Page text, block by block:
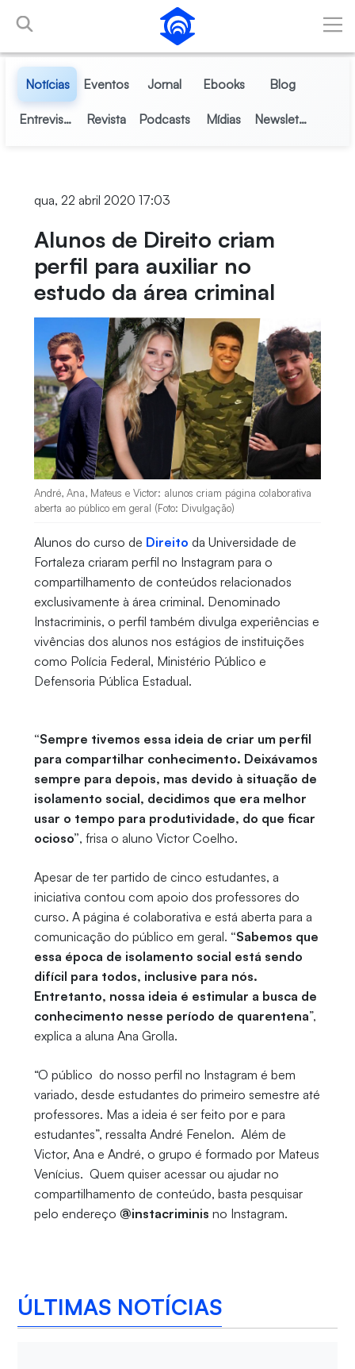
Pular para o Conteúdo principal
Notícias Eventos Jornal Ebooks Blog
Entrevistas Revista Podcasts Mídias Newsletter
qua, 22 abril 2020 17:03
Alunos de Direito criam
perfil para auxiliar no
estudo da área criminal
André, Ana, Mateus e Victor: alunos criam página colaborativa
aberta ao público em geral (Foto: Divulgação)
Alunos do curso de Direito da Universidade de
Fortaleza criaram perfil no Instagram para o
compartilhamento de conteúdos relacionados
exclusivamente à área criminal. Denominado
Instacriminis, o perfil também divulga experiências e
vivências dos alunos nos estágios de instituições
como Polícia Federal, Ministério Público e
Defensoria Pública Estadual.
“Sempre tivemos essa ideia de criar um perfil
para compartilhar conhecimento. Deixávamos
sempre para depois, mas devido à situação de
isolamento social, decidimos que era melhor
usar o tempo para produtividade, do que ficar
ocioso”, frisa o aluno Victor Coelho.
Apesar de ter partido de cinco estudantes, a
iniciativa contou com apoio dos professores do
curso. A página é colaborativa e está aberta para a
comunicação do público em geral. “Sabemos que
essa época de isolamento social está sendo
difícil para todos, inclusive para nós.
Entretanto, nossa ideia é estimular a busca de
conhecimento nesse período de quarentena”,
explica a aluna Ana Grolla.
“O público do nosso perfil no Instagram é bem
variado, desde estudantes do primeiro semestre até
professores. Mas a ideia é ser feito por e para
estudantes”, ressalta André Fenelon. Além de
Victor, Ana e André, o grupo é formado por Mateus
Venícius. Quem quiser acessar ou ajudar no
compartilhamento de conteúdo, basta pesquisar
pelo endereço @instacriminis no Instagram.
ÚLTIMAS NOTÍCIAS